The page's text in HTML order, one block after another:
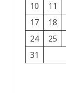
10
11
17
18
24
25
31